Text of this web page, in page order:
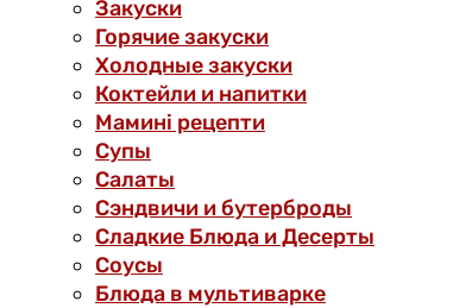
Закуски
Горячие закуски
Холодные закуски
Коктейли и напитки
Мамині рецепти
Супы
Салаты
Сэндвичи и бутерброды
Сладкие Блюда и Десерты
Соусы
Блюда в мультиварке